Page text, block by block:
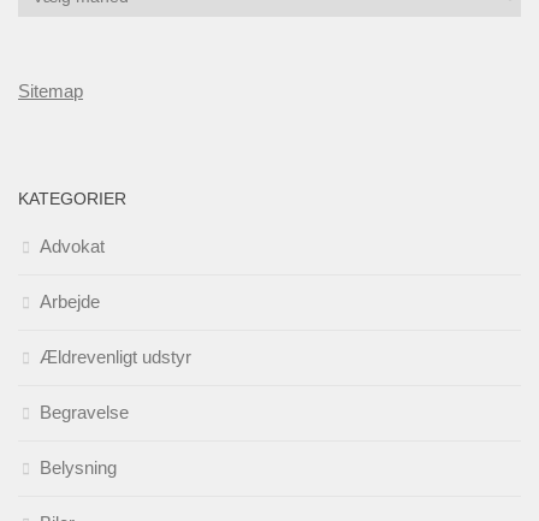
Sitemap
KATEGORIER
Advokat
Arbejde
Ældrevenligt udstyr
Begravelse
Belysning